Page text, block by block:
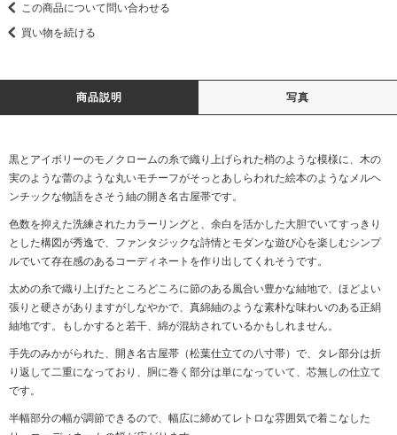
この商品について問い合わせる
買い物を続ける
商品説明 写真
黒とアイボリーのモノクロームの糸で織り上げられた梢のような模様に、木の
実のような蕾のような丸いモチーフがそっとあしらわれた絵本のようなメルヘ
ンチックな物語をさそう紬の開き名古屋帯です。
色数を抑えた洗練されたカラーリングと、余白を活かした大胆でいてすっきり
とした構図が秀逸で、ファンタジックな詩情とモダンな遊び心を楽しむシンプ
ルでいて存在感のあるコーディネートを作り出してくれそうです。
太めの糸で織り上げたところどころに節のある風合い豊かな紬地で、ほどよい
張りと硬さがありますがしなやかで、真綿紬のような素朴な味わいのある正絹
紬地です。もしかすると若干、綿が混紡されているかもしれません。
手先のみかがられた、開き名古屋帯（松葉仕立ての八寸帯）で、タレ部分は折
り返して二重になっており、胴に巻く部分は単になっていて、芯無しの仕立て
です。
半幅部分の幅が調節できるので、幅広に締めてレトロな雰囲気で着こなした